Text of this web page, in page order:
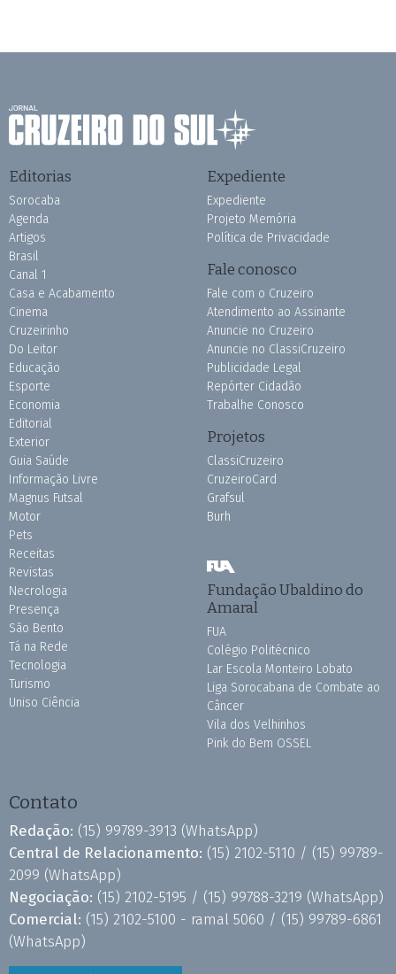
Editorias
Sorocaba
Agenda
Artigos
Brasil
Canal 1
Casa e Acabamento
Cinema
Cruzeirinho
Do Leitor
Educação
Esporte
Economia
Editorial
Exterior
Guia Saúde
Informação Livre
Magnus Futsal
Motor
Pets
Receitas
Revistas
Necrologia
Presença
São Bento
Tá na Rede
Tecnologia
Turismo
Uniso Ciência
Expediente
Expediente
Projeto Memória
Política de Privacidade
Fale conosco
Fale com o Cruzeiro
Atendimento ao Assinante
Anuncie no Cruzeiro
Anuncie no ClassiCruzeiro
Publicidade Legal
Repórter Cidadão
Trabalhe Conosco
Projetos
ClassiCruzeiro
CruzeiroCard
Grafsul
Burh
Fundação Ubaldino do
Amaral
FUA
Colégio Politécnico
Lar Escola Monteiro Lobato
Liga Sorocabana de Combate ao
Câncer
Vila dos Velhinhos
Pink do Bem OSSEL
Contato
Redação: (15) 99789-3913 (WhatsApp)
Central de Relacionamento: (15) 2102-5110 / (15) 99789-
2099 (WhatsApp)
Negociação: (15) 2102-5195 / (15) 99788-3219 (WhatsApp)
Comercial: (15) 2102-5100 - ramal 5060 / (15) 99789-6861
(WhatsApp)